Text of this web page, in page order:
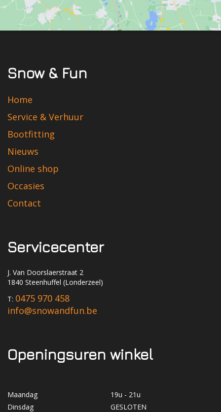
Snow & Fun
Home
Service & Verhuur
Bootfitting
Nieuws
Online shop
Occasies
Contact
Servicecenter
J. Van Doorslaerstraat 2
1840 Steenhuffel (Londerzeel)
T: 0475 970 458
info@snowandfun.be
Openingsuren winkel
Maandag
19u - 21u
Dinsdag
GESLOTEN